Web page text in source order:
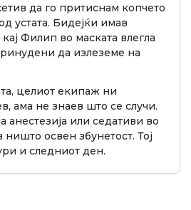
да го притиснам копчето
устата. Бидејќи имав
Филип во маската влегла
да излеземе на
целиот екипаж ни
ама не знаев што се случи.
анестезија или седативи во
ништо освен збунетост. Тој
и следниот ден.